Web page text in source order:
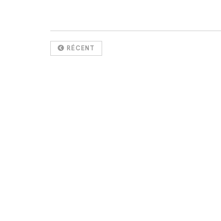
RÉCENT